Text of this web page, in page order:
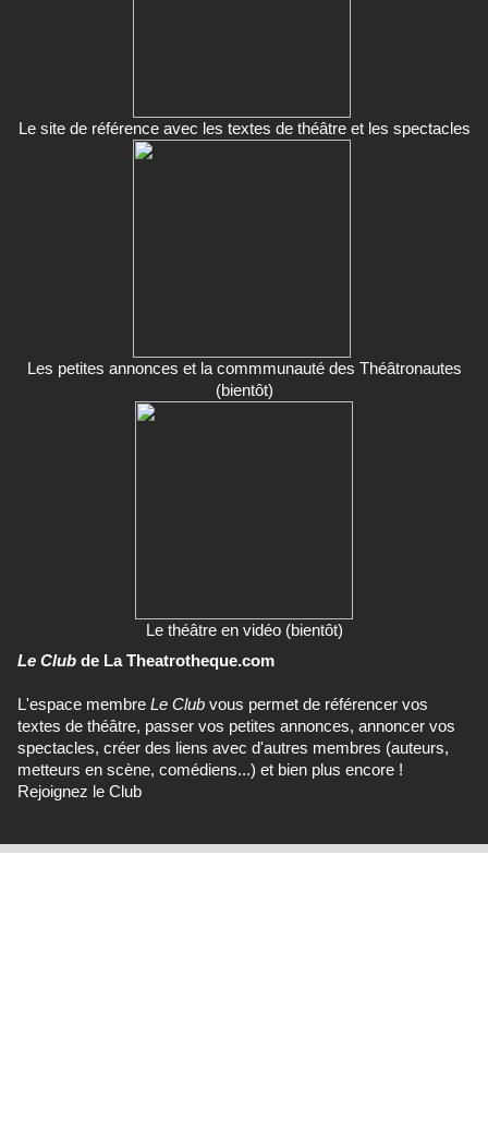
Le site de référence avec les textes de théâtre et les spectacles
Les petites annonces et la commmunauté des Théâtronautes
(bientôt)
Le théâtre en vidéo (bientôt)
Le Club de La Theatrotheque.com
L'espace membre Le Club vous permet de référencer vos
textes de théâtre, passer vos petites annonces, annoncer vos
spectacles, créer des liens avec d'autres membres (auteurs,
metteurs en scène, comédiens...) et bien plus encore !
Rejoignez le Club